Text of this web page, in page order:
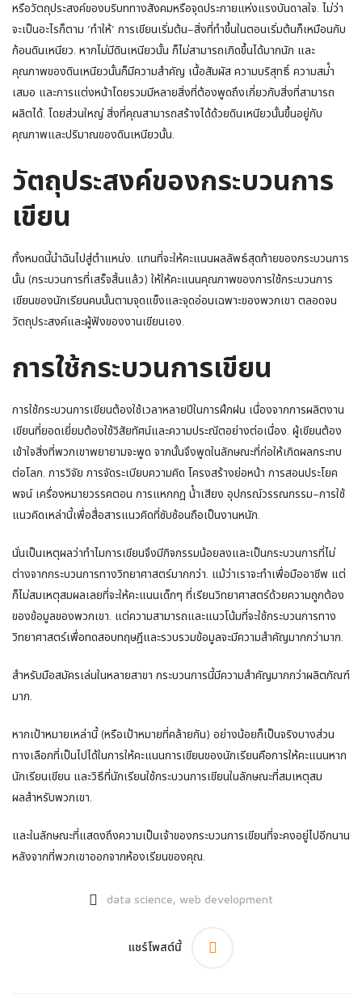
หรือวัตถุประสงค์ของบริบททางสังคมหรือจุดประกายแห่งแรงบันดาลใจ. ไม่ว่า
จะเป็นอะไรก็ตาม ’ทําให้’ การเขียนเริ่มต้น–สิ่งที่ทําขึ้นในตอนเริ่มต้นก็เหมือนกับ
ก้อนดินเหนียว. หากไม่มีดินเหนียวนั้น ก็ไม่สามารถเกิดขึ้นได้มากนัก และ
คุณภาพของดินเหนียวนั้นก็มีความสําคัญ เนื้อสัมผัส ความบริสุทธิ์ ความสม่ํา
เสมอ และการแต่งหน้าโดยรวมมีหลายสิ่งที่ต้องพูดถึงเกี่ยวกับสิ่งที่สามารถ
ผลิตได้. โดยส่วนใหญ่ สิ่งที่คุณสามารถสร้างได้ด้วยดินเหนียวนั้นขึ้นอยู่กับ
คุณภาพและปริมาณของดินเหนียวนั้น.
วัตถุประสงค์ของกระบวนการ
เขียน
ทั้งหมดนี้นําฉันไปสู่ตําแหน่ง. แทนที่จะให้คะแนนผลลัพธ์สุดท้ายของกระบวนการ
นั้น (กระบวนการที่เสร็จสิ้นแล้ว) ให้ให้คะแนนคุณภาพของการใช้กระบวนการ
เขียนของนักเรียนคนนั้นตามจุดแข็งและจุดอ่อนเฉพาะของพวกเขา ตลอดจน
วัตถุประสงค์และผู้ฟังของงานเขียนเอง.
การใช้กระบวนการเขียน
การใช้กระบวนการเขียนต้องใช้เวลาหลายปีในการฝึกฝน เนื่องจากการผลิตงาน
เขียนที่ยอดเยี่ยมต้องใช้วิสัยทัศน์และความประณีตอย่างต่อเนื่อง. ผู้เขียนต้อง
เข้าใจสิ่งที่พวกเขาพยายามจะพูด จากนั้นจึงพูดในลักษณะที่ก่อให้เกิดผลกระทบ
ต่อโลก. การวิจัย การจัดระเบียบความคิด โครงสร้างย่อหน้า การสอนประโยค
พจน์ เครื่องหมายวรรคตอน การแหกกฎ น้ําเสียง อุปกรณ์วรรณกรรม–การใช้
แนวคิดเหล่านี้เพื่อสื่อสารแนวคิดที่ซับซ้อนถือเป็นงานหนัก.
นั่นเป็นเหตุผลว่าทําไมการเขียนจึงมีกิจกรรมน้อยลงและเป็นกระบวนการที่ไม่
ต่างจากกระบวนการทางวิทยาศาสตร์มากกว่า. แม้ว่าเราจะทําเพื่อมืออาชีพ แต่
ก็ไม่สมเหตุสมผลเลยที่จะให้คะแนนเด็กๆ ที่เรียนวิทยาศาสตร์ด้วยความถูกต้อง
ของข้อมูลของพวกเขา. แต่ความสามารถและแนวโน้มที่จะใช้กระบวนการทาง
วิทยาศาสตร์เพื่อทดสอบทฤษฎีและรวบรวมข้อมูลจะมีความสําคัญมากกว่ามาก.
สําหรับมือสมัครเล่นในหลายสาขา กระบวนการนี้มีความสําคัญมากกว่าผลิตภัณฑ์
มาก.
หากเป้าหมายเหล่านี้ (หรือเป้าหมายที่คล้ายกัน) อย่างน้อยก็เป็นจริงบางส่วน
ทางเลือกที่เป็นไปได้ในการให้คะแนนการเขียนของนักเรียนคือการให้คะแนนหาก
นักเรียนเขียน และวิธีที่นักเรียนใช้กระบวนการเขียนในลักษณะที่สมเหตุสม
ผลสําหรับพวกเขา.
และในลักษณะที่แสดงถึงความเป็นเจ้าของกระบวนการเขียนที่จะคงอยู่ไปอีกนาน
หลังจากที่พวกเขาออกจากห้องเรียนของคุณ.
data science, web development
แชร์โพสต์นี้